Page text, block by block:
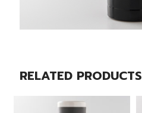
RELATED PRODUCTS